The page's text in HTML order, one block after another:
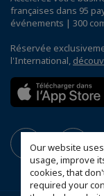
Our website
usage, improve
cookies, that
required your
françaises dans 95
événements | 300
Réservée
l'International,